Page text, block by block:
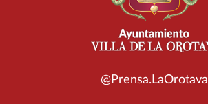
@Prensa.LaOrotava